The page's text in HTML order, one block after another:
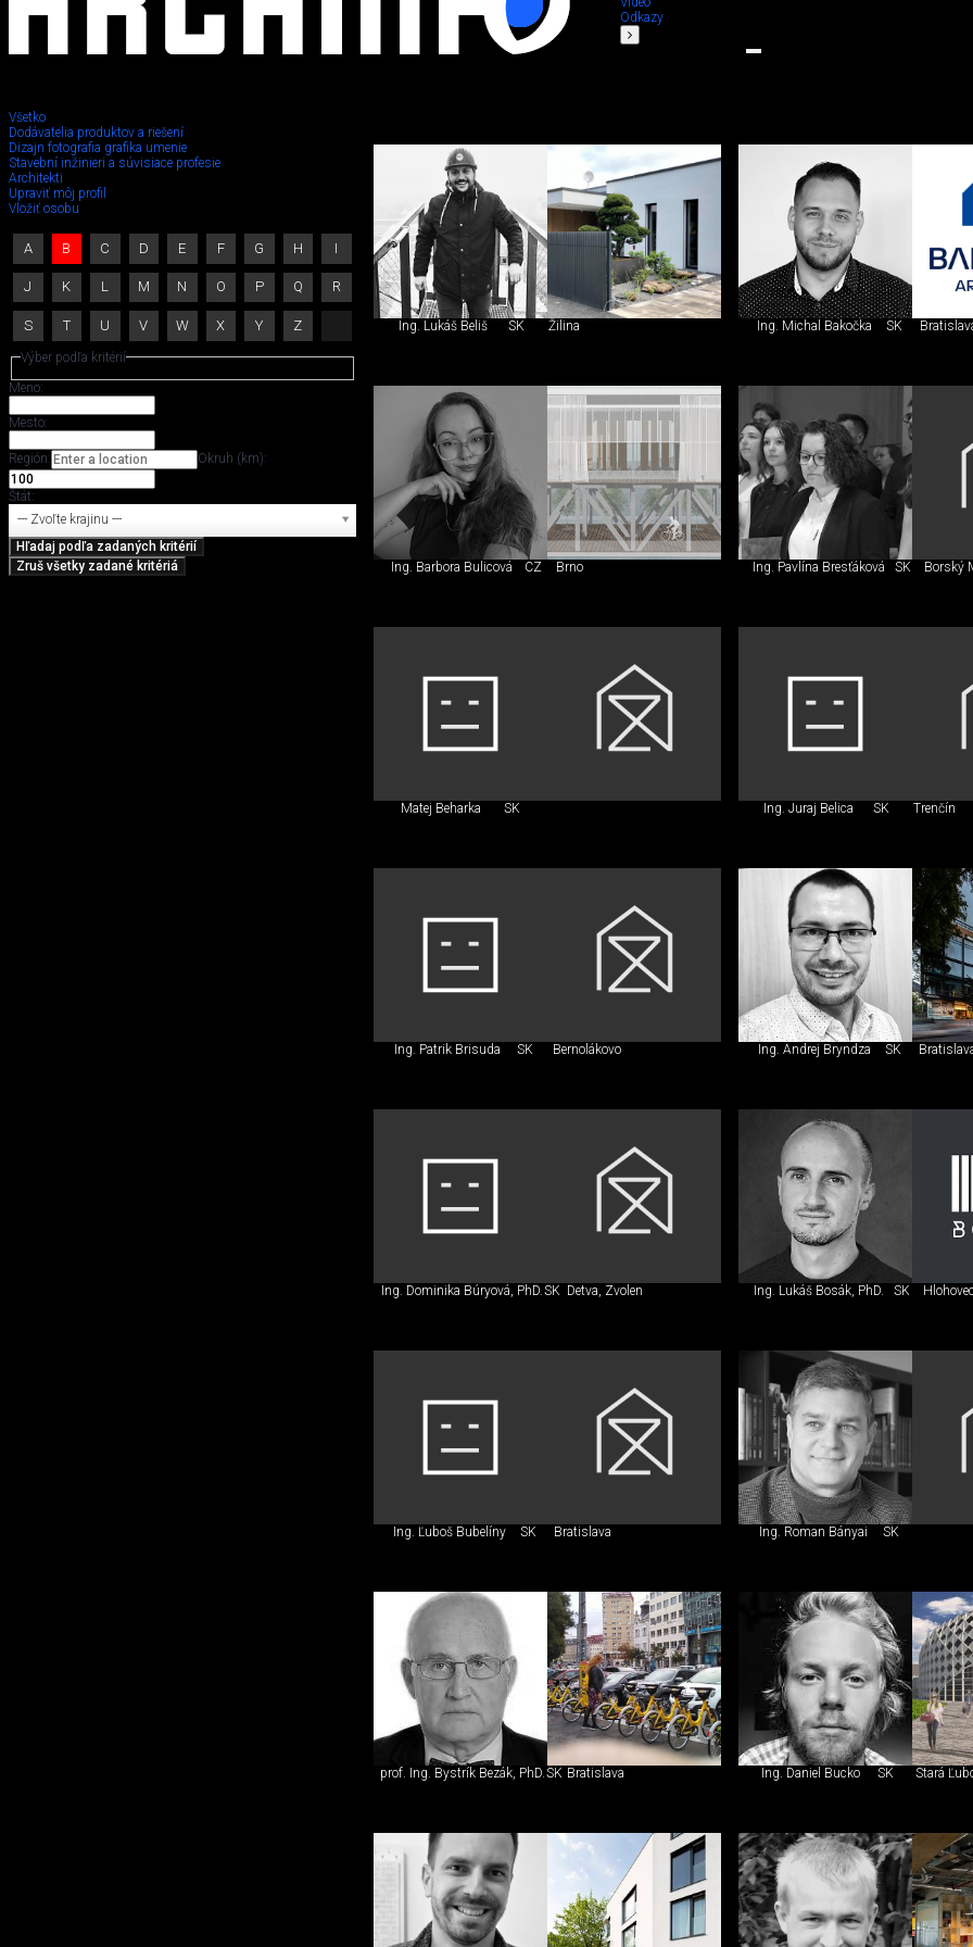
Odkazy
Všetko
Dodávatelia produktov a riešení
Dizajn fotografia grafika umenie
Stavební inžinieri a súvisiace profesie
Architekti
Upraviť môj profil
Vložiť osobu
A B C D E F G H I
J K L M N O P Q R
S T U V W X Y Z
Výber podľa kritérií
Meno:
Mesto:
Región: Okruh (km):
Štát:
--- Zvoľte krajinu ---
Stavebný
inžinier,
iný
špecialista
Ing. Lukáš Beliš SK Žilina Ing. Michal Bakočka SK
Ing. Barbora Bulicová CZ Brno Ing. Pavlína Bresťáková SK Borský
Matej Beharka SK Ing. Juraj Belica SK Trenčín
Ing. Patrik Brisuda SK Bernolákovo Ing. Andrej Bryndza SK
Ing. Dominika Búryová, PhD.SK Detva, Zvolen Ing. Lukáš Bosák, PhD. SK
Ing. Ľuboš Bubelíny SK Bratislava Ing. Roman Bányai SK
prof. Ing. Bystrík Bezák, PhD.SK Bratislava Ing. Daniel Bucko SK Stará